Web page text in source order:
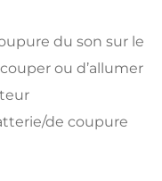
du son sur le
ou d’allumer
de coupure